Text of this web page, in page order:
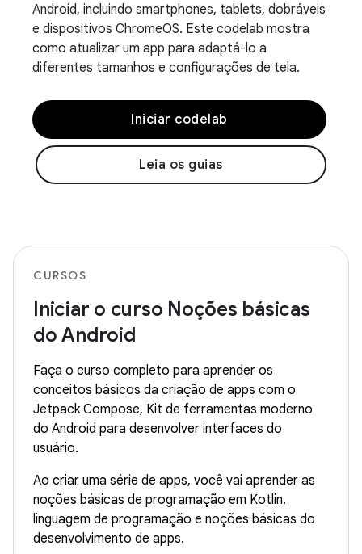
Android, incluindo smartphones, tablets, dobráveis
e dispositivos ChromeOS. Este codelab mostra
como atualizar um app para adaptá-lo a
diferentes tamanhos e configurações de tela.
Iniciar codelab
Leia os guias
CURSOS
Iniciar o curso Noções básicas
do Android
Faça o curso completo para aprender os
conceitos básicos da criação de apps com o
Jetpack Compose, Kit de ferramentas moderno
do Android para desenvolver interfaces do
usuário.
Ao criar uma série de apps, você vai aprender as
noções básicas de programação em Kotlin.
linguagem de programação e noções básicas do
desenvolvimento de apps.